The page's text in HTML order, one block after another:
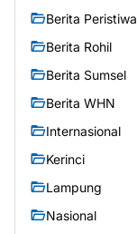
Berita Peristiwa
Berita Rohil
Berita Sumsel
Berita WHN
Internasional
Kerinci
Lampung
Nasional